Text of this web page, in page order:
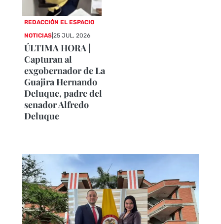
REDACCIÓN EL ESPACIO
NOTICIAS |25 JUL, 2026
ÚLTIMA HORA |
Capturan al
exgobernador de La
Guajira Hernando
Deluque, padre del
senador Alfredo
Deluque